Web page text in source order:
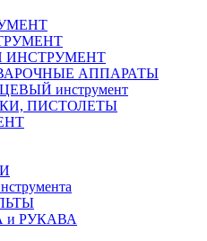
ИНСТРУМЕНТ
АППАРАТЫ
инструмент
ПИСТОЛЕТЫ
и РУКАВА